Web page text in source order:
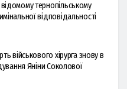
тернопільському
відповідальності
військового хірурга знову в
Яніни Соколової